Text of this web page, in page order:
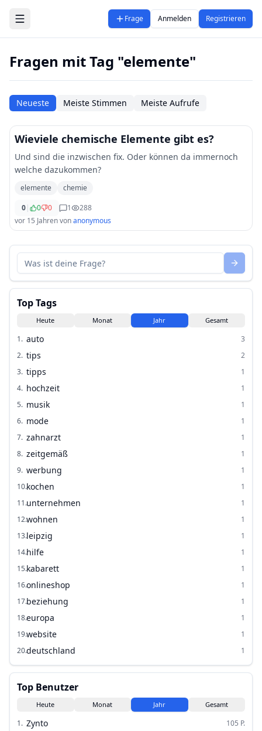
Zum Hauptinhalt springen
Frage Anmelden Registrieren
Fragen mit Tag "elemente"
Neueste Meiste Stimmen Meiste Aufrufe
Wieviele chemische Elemente gibt es?
Und sind die inzwischen fix. Oder können da immernoch
welche dazukommen?
elemente
chemie
0| 0 0 1
288
vor 15 Jahrenvonanonymous
Top Tags
Heute Monat Jahr Gesamt
1. auto
3
2. tips
2
3. tipps
1
4. hochzeit
1
5. musik
1
6. mode
1
7. zahnarzt
1
8. zeitgemäß
1
9. werbung
1
10.kochen
1
11.unternehmen
1
12.wohnen
1
13.leipzig
1
14.hilfe
1
15.kabarett
1
16.onlineshop
1
17.beziehung
1
18.europa
1
19.website
1
20.deutschland 1
Top Benutzer
Heute Monat Jahr Gesamt
1. Zynto 105 P.